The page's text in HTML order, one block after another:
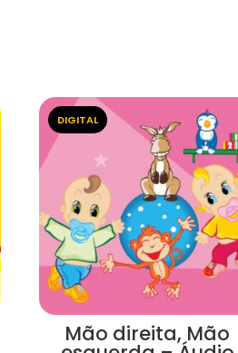
DIGITAL
Mão direita, Mão